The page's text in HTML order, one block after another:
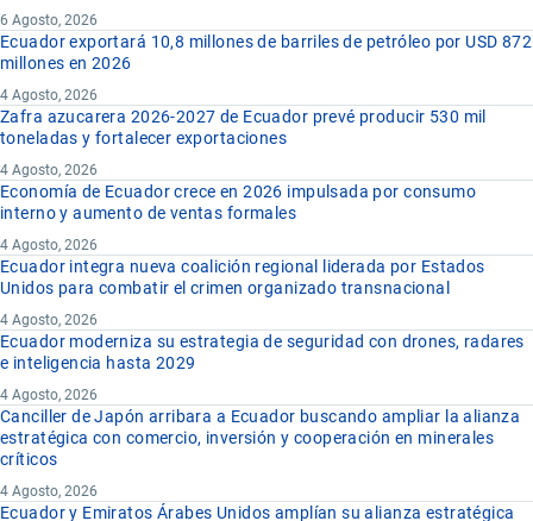
6 Agosto, 2026
Ecuador exportará 10,8 millones de barriles de petróleo por USD 872
millones en 2026
4 Agosto, 2026
Zafra azucarera 2026-2027 de Ecuador prevé producir 530 mil
toneladas y fortalecer exportaciones
4 Agosto, 2026
Economía de Ecuador crece en 2026 impulsada por consumo
interno y aumento de ventas formales
4 Agosto, 2026
Ecuador integra nueva coalición regional liderada por Estados
Unidos para combatir el crimen organizado transnacional
4 Agosto, 2026
Ecuador moderniza su estrategia de seguridad con drones, radares
e inteligencia hasta 2029
4 Agosto, 2026
Canciller de Japón arribara a Ecuador buscando ampliar la alianza
estratégica con comercio, inversión y cooperación en minerales
críticos
4 Agosto, 2026
Ecuador y Emiratos Árabes Unidos amplían su alianza estratégica